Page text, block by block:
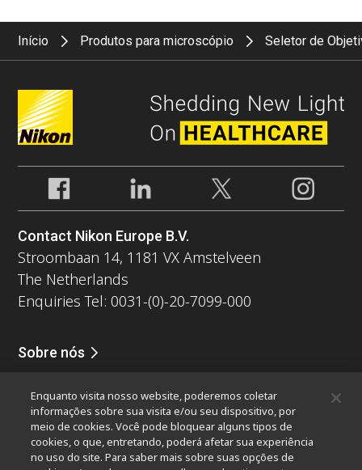
Início Produtos para microscópio Seletor de
Contact Nikon Europe B.V.
Stroombaan 14, 1181 VX Amstelveen
The Netherlands
Enquiries Tel: 0031-(0)-20-7099-000
Sobre nós
Sustentabilidade
Bem-estar
Nikon Microscopes 100th Anniversary
Popular Links
Enquanto visita nosso website, poderemos coletar
informações sobre sua visita e/ou seu dispositivo, por
meio de cookies. Você pode bloquear alguns tipos de
cookies, o que, entretando, poderá afetar sua experiência
no uso do site. Para saber mais sobre suas opções de